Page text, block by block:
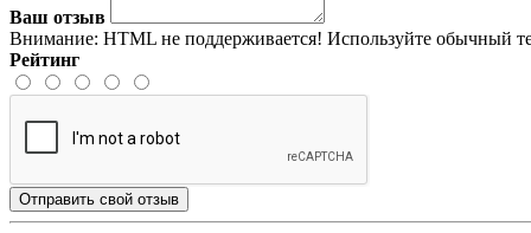
Ваш отзыв
Внимание: HTML не поддерживается! Используйте обычный
Рейтинг
Отправить свой отзыв